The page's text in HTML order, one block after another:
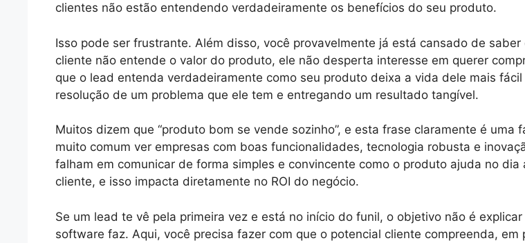
clientes não estão entendendo verdadeiramente os benefícios do seu produto.
Isso pode ser frustrante. Além disso, você provavelmente já está cansado de saber
cliente não entende o valor do produto, ele não desperta interesse em querer
que o lead entenda verdadeiramente como seu produto deixa a vida dele mais
resolução de um problema que ele tem e entregando um resultado tangível.
Muitos dizem que “produto bom se vende sozinho”, e esta frase claramente é uma
muito comum ver empresas com boas funcionalidades, tecnologia robusta e
falham em comunicar de forma simples e convincente como o produto ajuda no dia
cliente, e isso impacta diretamente no ROI do negócio.
Se um lead te vê pela primeira vez e está no início do funil, o objetivo não é
software faz. Aqui, você precisa fazer com que o potencial cliente compreenda, em